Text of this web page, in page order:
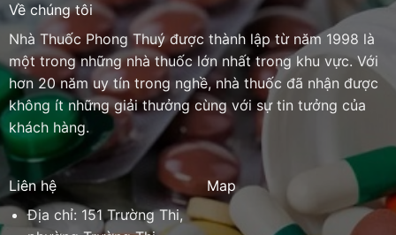
Về chúng tôi
Nhà Thuốc Phong Thuý được thành lập từ năm 1998 là
một trong những nhà thuốc lớn nhất trong khu vực. Với
hơn 20 năm uy tín trong nghề, nhà thuốc đã nhận được
không ít những giải thưởng cùng với sự tin tưởng của
khách hàng.
Liên hệ
Địa chỉ: 151 Trường Thi,
Map